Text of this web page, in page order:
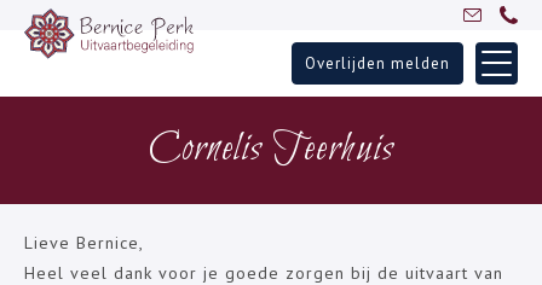
Skip
Home
Uitvaartbegeleiding
Ervaringen
Overlijden melden
Cornelis Teerhuis
Lieve Bernice,
Heel veel dank voor je goede zorgen bij de uitvaart van